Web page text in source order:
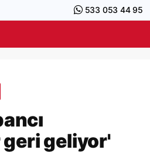
533 053 44 95
geri geliyor'